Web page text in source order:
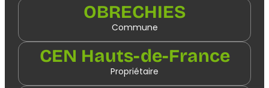
OBRECHIES
Commune
CEN Hauts-de-France
Propriétaire